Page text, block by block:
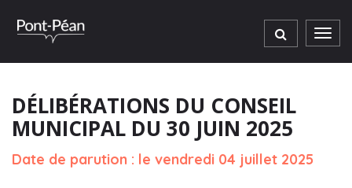
DÉLIBÉRATIONS DU CONSEIL
MUNICIPAL DU 30 JUIN 2025
Date de parution : le vendredi 04 juillet 2025